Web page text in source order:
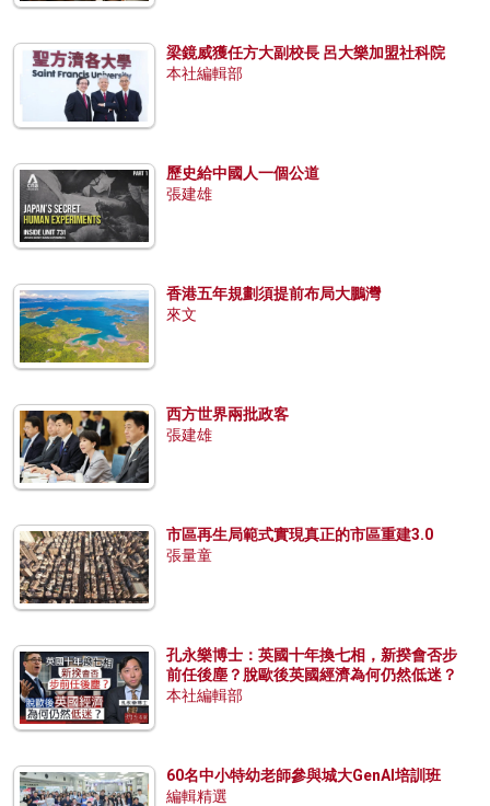
梁鏡威獲任方大副校長 呂大樂加盟社科院
本社編輯部
歷史給中國人一個公道
張建雄
香港五年規劃須提前布局大鵬灣
來文
西方世界兩批政客
張建雄
市區再生局範式實現真正的市區重建3.0
張量童
孔永樂博士：英國十年換七相，新揆會否步
前任後塵？脫歐後英國經濟為何仍然低迷？
本社編輯部
60名中小特幼老師參與城大GenAI培訓班
編輯精選